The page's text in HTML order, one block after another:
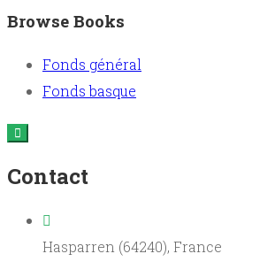
Browse Books
Fonds général
Fonds basque
Contact
Hasparren (64240), France